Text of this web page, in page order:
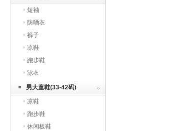
短袖
防晒衣
裤子
凉鞋
跑步鞋
泳衣
男大童鞋(33-42码)
凉鞋
跑步鞋
休闲板鞋